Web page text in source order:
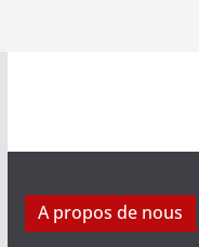
A propos de nous